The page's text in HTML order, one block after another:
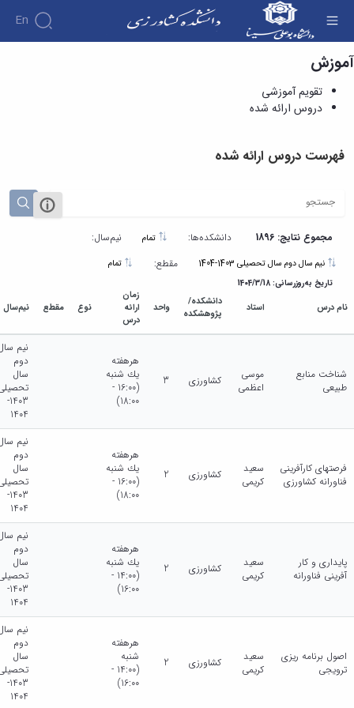
En
دروس ارائه شده - دانشکده کشاورزی
آموزش
تقویم آموزشی
دروس ارائه شده
فهرست دروس ارائه شده
مجموع نتایج: 1896 دانشکده‌ها: نیم‌سال:
مقطع: تمام
تاریخ به‌روزرسانی: 1404/3/18
نام درس استاد
دانشکده/
پژوهشکده
واحد
زمان
ارائه
درس
نوع مقطع نیم‌سال
شناخت منابع
طبیعی
موسی
اعظمی
کشاورزی 3
هرهفته
يك شنبه
(16:00 -
18:00)
نیم
دوم
سال
1403-
1404
فرصتهای کارآفرینی
فناورانه کشاورزی
سعید
کریمی
کشاورزی 2
هرهفته
يك شنبه
(16:00 -
18:00)
نیم
دوم
سال
1403-
1404
پایداری و کار
آفرینی فناورانه
سعید
کریمی
کشاورزی 2
هرهفته
يك شنبه
(14:00 -
16:00)
نیم
دوم
سال
1403-
1404
اصول برنامه ریزی
ترویجی
سعید
کریمی
کشاورزی 2
هرهفته
شنبه
(14:00 -
16:00)
نیم
دوم
سال
1403-
1404